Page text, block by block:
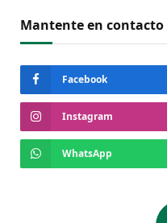
Mantente en contacto
Facebook
Instagram
WhatsApp